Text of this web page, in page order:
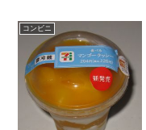
コンビニ